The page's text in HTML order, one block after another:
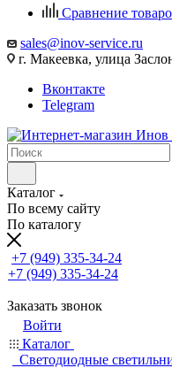
Сравнение
sales@inov-service.ru
г. Макеевка, улица
Вконтакте
Telegram
Каталог
По всему сайту
По каталогу
+7 (949) 335-34-24
+7 (949) 335-34-24
Заказать звонок
Войти
Каталог
Светодиодные